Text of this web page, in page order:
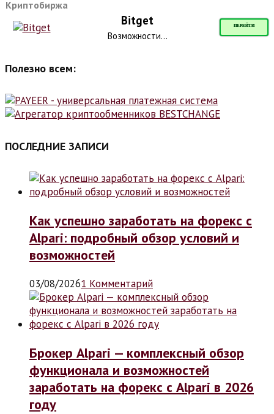
Криптобиржа
Bitget ПЕРЕЙТИ
Возможности...
Полезно всем:
ПОСЛЕДНИЕ ЗАПИСИ
Как успешно заработать на форекс с
Alpari: подробный обзор условий и
возможностей
03/08/20261 Комментарий
Брокер Alpari — комплексный обзор
функционала и возможностей
заработать на форекс с Alpari в 2026
году